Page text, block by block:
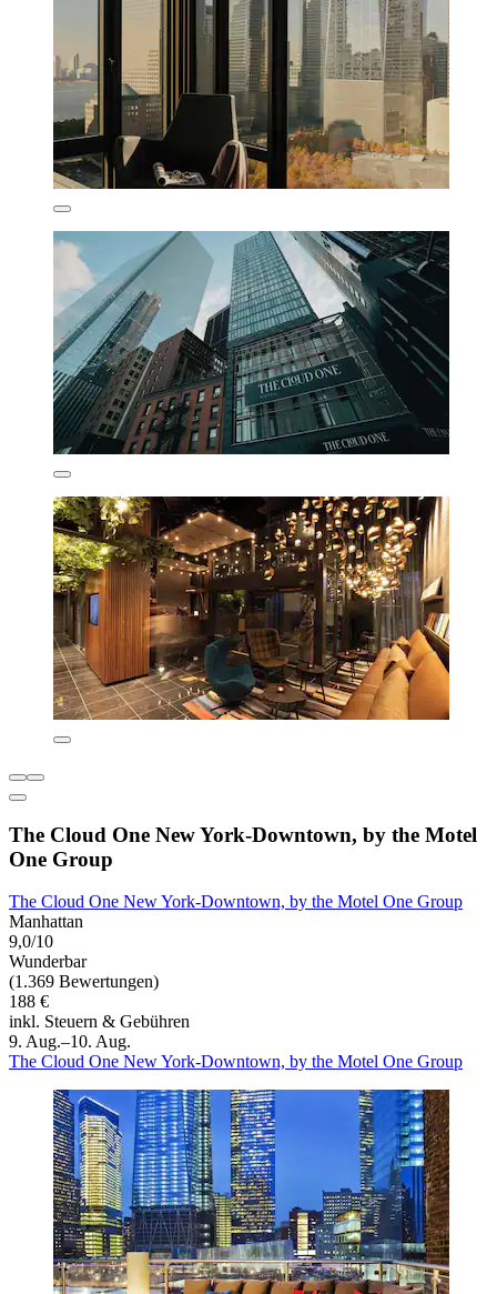
The Cloud One New York-Downtown, by the Motel
One Group
The Cloud One New York-Downtown, by the Motel One Group
Manhattan
9,0/10
Wunderbar
(1.369 Bewertungen)
188 €
inkl. Steuern & Gebühren
9. Aug.–10. Aug.
The Cloud One New York-Downtown, by the Motel One Group